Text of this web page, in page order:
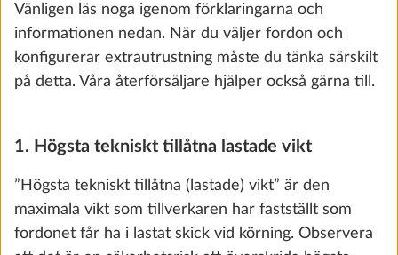
Ökning av lastkapaciteten till totalvikt
1.750 kg, utan tekniska ändringar
0,0 kg
0 kr
Vänligen läs noga igenom förklaringarna och
informationen nedan. När du väljer fordon och
konfigurerar extrautrustning måste du tänka särskilt
på detta. Våra återförsäljare hjälper också gärna till.
1. Högsta tekniskt tillåtna lastade vikt
”Högsta tekniskt tillåtna (lastade) vikt” är den
maximala vikt som tillverkaren har fastställt som
fordonet får ha i lastat skick vid körning. Observera